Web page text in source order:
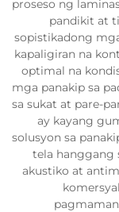
proseso ng
pandikit at
sopistikadong
kapaligiran na
optimal na
mga panakip sa
sa sukat at pare-
ay kayang
solusyon sa
tela hanggang
akustiko at